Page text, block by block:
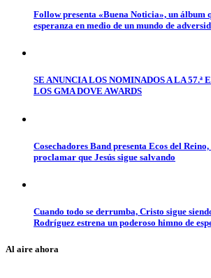
Follow presenta «Buena Noticia», un álbum
esperanza en medio de un mundo de
SE ANUNCIA LOS NOMINADOS A LA 57.ª
LOS GMA DOVE AWARDS
Cosechadores Band presenta Ecos del
proclamar que Jesús sigue salvando
Cuando todo se derrumba, Cristo sigue
Rodríguez estrena un poderoso himno de
Al aire ahora